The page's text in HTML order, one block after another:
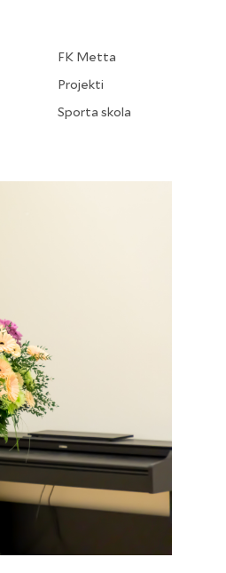
FK Metta
Projekti
Sporta skola